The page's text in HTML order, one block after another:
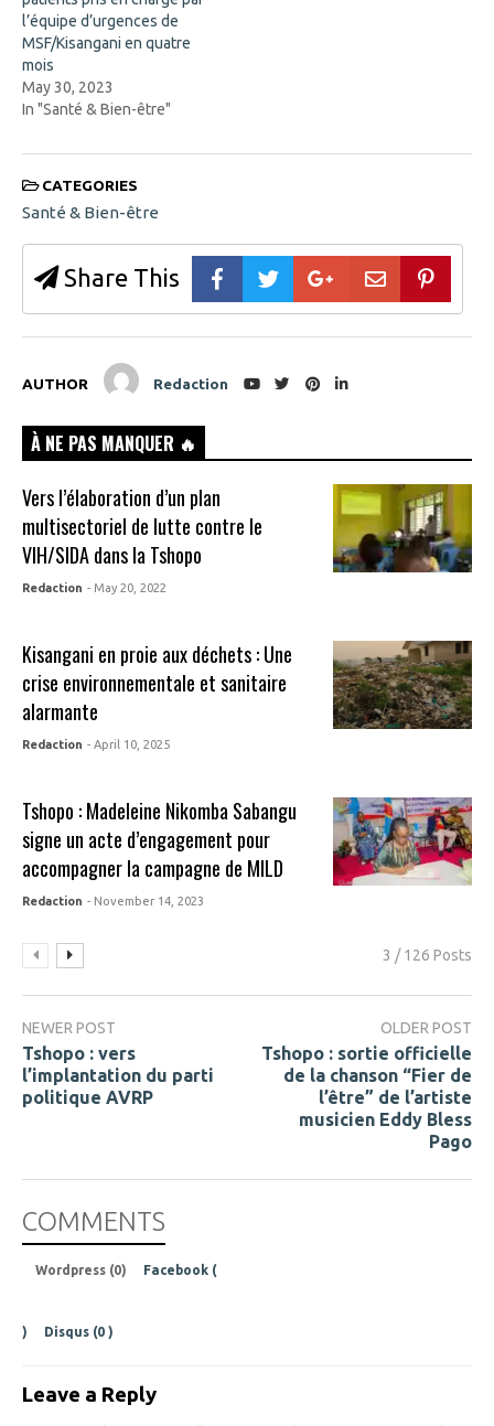
o
w
)
l’équipe d’urgences de
MSF/Kisangani en quatre
mois
May 30, 2023
In "Santé & Bien-être"
CATEGORIES
Santé & Bien-être
Share This
AUTHOR Redaction
À NE PAS MANQUER 🔥
Vers l’élaboration d’un plan
multisectoriel de lutte contre le
VIH/SIDA dans la Tshopo
Redaction - May 20, 2022
Kisangani en proie aux déchets : Une
crise environnementale et sanitaire
alarmante
Redaction - April 10, 2025
Tshopo : Madeleine Nikomba Sabangu
signe un acte d’engagement pour
accompagner la campagne de MILD
Redaction - November 14, 2023
3 / 126 Posts
NEWER POST
Tshopo : vers
l’implantation du parti
politique AVRP
OLDER POST
Tshopo : sortie officielle
de la chanson “Fier de
l’être” de l’artiste
musicien Eddy Bless
Pago
COMMENTS
Wordpress (0) Facebook (
) Disqus (0 )
Leave a Reply